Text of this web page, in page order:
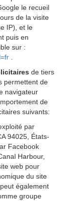
le recueil
de la visite
IP), et le
puis en
sur :
de tiers
permettent de
navigateur
de
suivants:
par
94025, États-
Facebook
Harbour,
web pour
du site
également
groupe